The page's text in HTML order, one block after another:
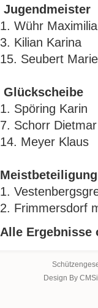
Jugendmeister
1. Wühr
3. Kilian
15.
Glückscheibe
1. Spöring
7. Schorr
14. Meyer
Meistbeteiligung
1.
2. Frimmersdorf
Alle Ergebnisse
Design By